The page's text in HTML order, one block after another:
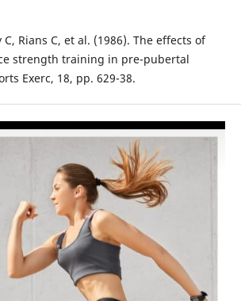
C, Rians C, et al. (1986). The effects of
strength training in pre-pubertal
Exerc, 18, pp. 629-38.